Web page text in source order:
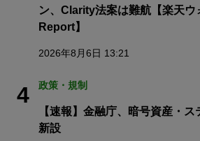
ン、Clarity法案は難航【楽天
Report】
2026年8月6日 13:21
4 政策・規制
【速報】金融庁、暗号資産・
新設